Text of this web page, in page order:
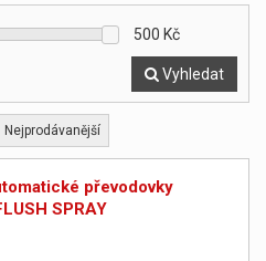
500 Kč
Vyhledat
Nejprodávanější
převodovky
SPRAY